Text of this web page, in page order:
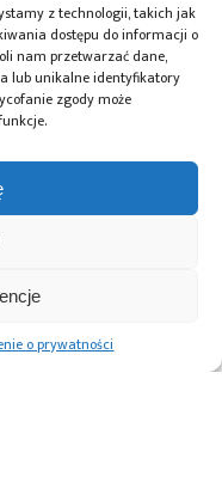
z technologii, takich jak
dostępu do informacji o
nam przetwarzać dane,
lub unikalne identyfikatory
zgody może
o prywatności
Global Electronics
normę IPC-A-630A
dotyczącą
obudów
elektronicznych